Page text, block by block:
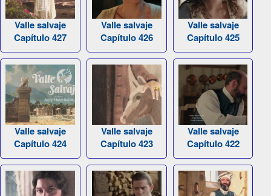
Valle salvaje
Capítulo 427
Valle salvaje
Capítulo 426
Valle salvaje
Capítulo 425
Valle salvaje
Capítulo 424
Valle salvaje
Capítulo 423
Valle salvaje
Capítulo 422